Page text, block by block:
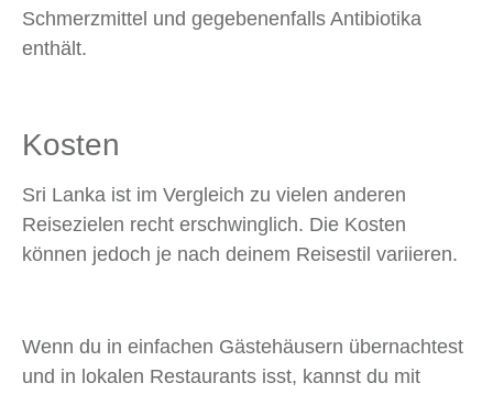
Schmerzmittel und gegebenenfalls Antibiotika
enthält.
Kosten
Sri Lanka ist im Vergleich zu vielen anderen
Reisezielen recht erschwinglich. Die Kosten
können jedoch je nach deinem Reisestil variieren.
Wenn du in einfachen Gästehäusern übernachtest
und in lokalen Restaurants isst, kannst du mit